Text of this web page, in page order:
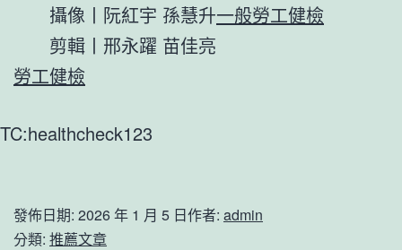
攝像丨阮紅宇 孫慧升一般勞工健檢
剪輯丨邢永躍 苗佳亮
勞工健檢
TC:healthcheck123
發佈日期: 2026 年 1 月 5 日作者: admin
分類: 推薦文章